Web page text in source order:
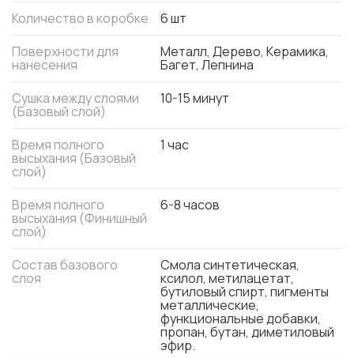
Количество в коробке
6 шт
Поверхности для
нанесения
Металл, Дерево, Керамика,
Багет, Лепнина
Сушка между слоями
(Базовый слой)
10-15 минут
Время полного
высыхания (Базовый
слой)
1 час
Время полного
высыхания (Финишный
слой)
6-8 часов
Состав базового
слоя
Смола синтетическая,
ксилол, метилацетат,
бутиловый спирт, пигменты
металлические,
функциональные добавки,
пропан, бутан, диметиловый
эфир.